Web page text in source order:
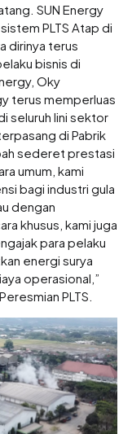
SUN Energy
PLTS Atap di
dirinya terus
bisnis di
Oky
terus memperluas
seluruh lini sektor
di Pabrik
sederet prestasi
umum, kami
bagi industri gula
dengan
khusus, kami juga
para pelaku
energi surya
operasional,”
PLTS.